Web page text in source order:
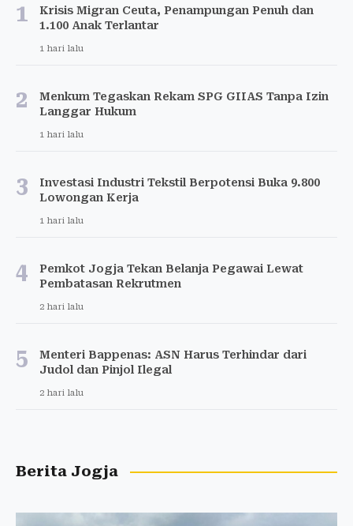
1
Krisis Migran Ceuta, Penampungan Penuh dan
1.100 Anak Terlantar
1 hari lalu
2
Menkum Tegaskan Rekam SPG GIIAS Tanpa Izin
Langgar Hukum
1 hari lalu
3
Investasi Industri Tekstil Berpotensi Buka 9.800
Lowongan Kerja
1 hari lalu
4
Pemkot Jogja Tekan Belanja Pegawai Lewat
Pembatasan Rekrutmen
2 hari lalu
5
Menteri Bappenas: ASN Harus Terhindar dari
Judol dan Pinjol Ilegal
2 hari lalu
Berita Jogja